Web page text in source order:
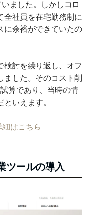
ました。しかしコロ
全社員を在宅勤務制に
に余裕ができていたの
検討を繰り返し、オフ
ました。そのコスト削
算であり、当時の情
いえます。
はこちら
ツールの導入